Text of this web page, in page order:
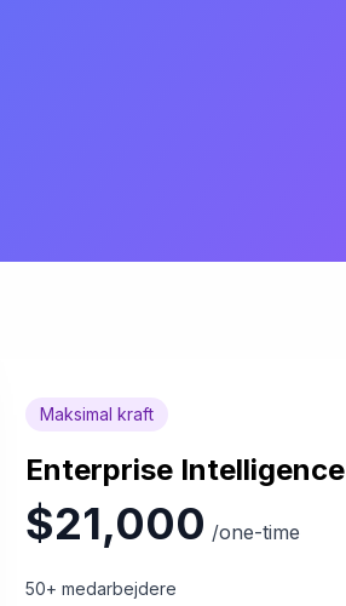
Maksimal kraft
Enterprise Intelligence
$21,000 /one-time
50+ medarbejdere